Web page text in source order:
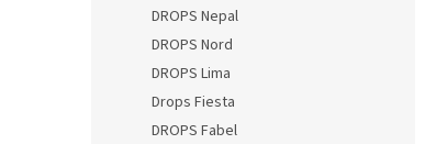
DROPS Nepal
DROPS Nord
DROPS Lima
Drops Fiesta
DROPS Fabel